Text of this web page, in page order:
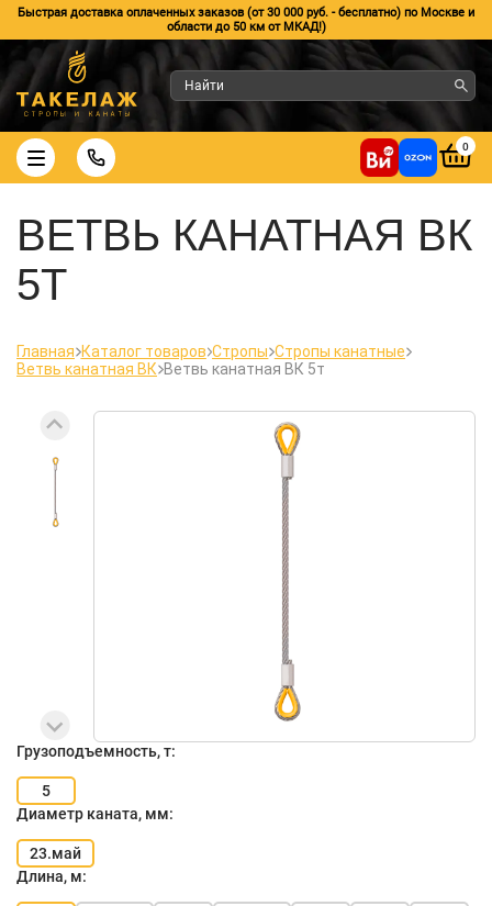
Быстрая доставка оплаченных заказов (от 30 000 руб. - бесплатно) по Москве и
области до 50 км от МКАД!)
0
ВЕТВЬ КАНАТНАЯ ВК
5Т
Главная Каталог товаров Стропы Стропы канатные
Ветвь канатная ВК Ветвь канатная ВК 5т
Грузоподъемность, т:
5
Диаметр каната, мм:
23.май
Длина, м: